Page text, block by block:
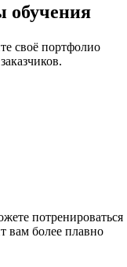
обучения
своё портфолио
потренироваться
вам более плавно